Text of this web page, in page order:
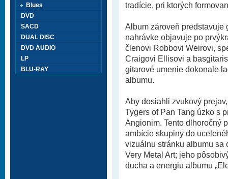
tradície, pri ktorých
Album zároveň predstavuje
nahrávke objavuje po
členovi Robbovi Weirovi,
Craigovi Ellisovi a
gitarové umenie dokonale
albumu.
Aby dosiahli zvukový
Tygers of Pan Tang úzko s
Angionim. Tento dlhoročný
ambície skupiny do
vizuálnu stránku albumu sa
Very Metal Art; jeho
ducha a energiu albumu
Blues
DVD
SACD
DUAL DISC
DVD AUDIO
LP
BLU-RAY